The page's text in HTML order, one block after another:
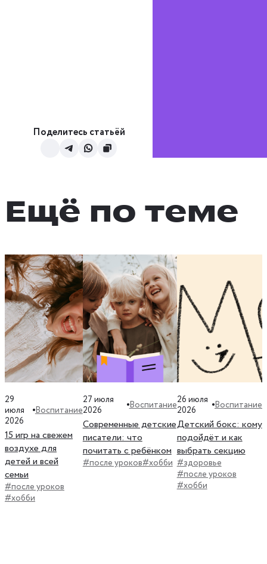
Поделитесь статьёй
Ещё по теме
29
июля
2026
Воспитание
15 игр на свежем
воздухе для
детей и всей
семьи
#после уроков
#хобби
27 июля
2026
Воспитание
Современные детские
писатели: что
почитать с ребёнком
#после уроков#хобби
26 июля
2026
Воспитание
Детский бокс: кому
подойдёт и как
выбрать секцию
#здоровье
#после уроков
#хобби